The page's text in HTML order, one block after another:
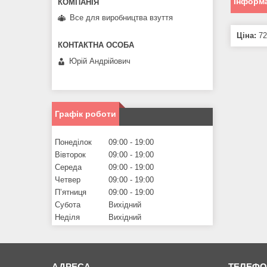
Ціна:
Все для виробництва взуття
Юрій Андрійович
Графік роботи
Понеділок 09:00
19:00
Вівторок
09:00
19:00
Середа
09:00
19:00
Четвер
09:00
19:00
Пʼятниця
09:00
19:00
Субота
Вихідний
Неділя
Вихідний